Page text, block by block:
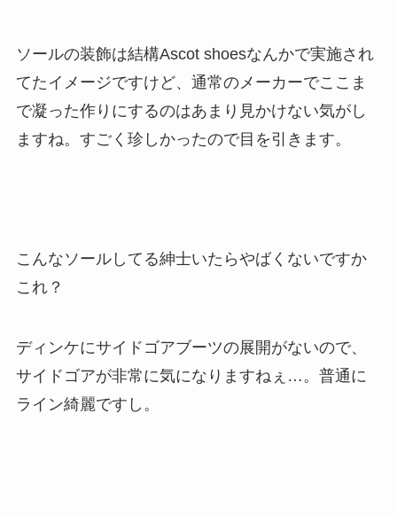
ソールの装飾は結構Ascot shoesなんかで実施され
てたイメージですけど、通常のメーカーでここま
で凝った作りにするのはあまり見かけない気がし
ますね。すごく珍しかったので目を引きます。
こんなソールしてる紳士いたらやばくないですか
これ？
ディンケにサイドゴアブーツの展開がないので、
サイドゴアが非常に気になりますねぇ…。普通に
ライン綺麗ですし。